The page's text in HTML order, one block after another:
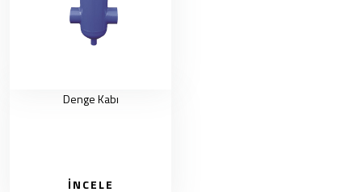
Denge Kabı
İNCELE